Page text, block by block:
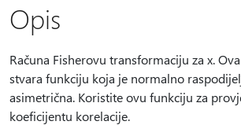
Opis
Računa Fisherovu transformaciju za x.
stvara funkciju koja je normalno
asimetrična. Koristite ovu funkciju za
koeficijentu korelacije.